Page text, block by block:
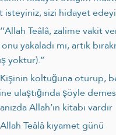
isteyiniz, sizi hidayet
Teâlâ, zalime vakit
onu yakaladı mı, artık
yoktur).’’
koltuğuna oturup,
ulaştığında şöyle
Allah’ın kitabı vardır
Teâlâ kıyamet günü